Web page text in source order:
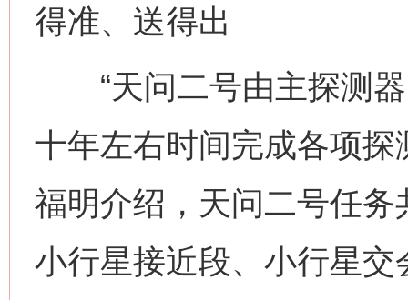
得准、送得出
“天问二号由主探测器
十年左右时间完成各项探
福明介绍，天问二号任
小行星接近段、小行星